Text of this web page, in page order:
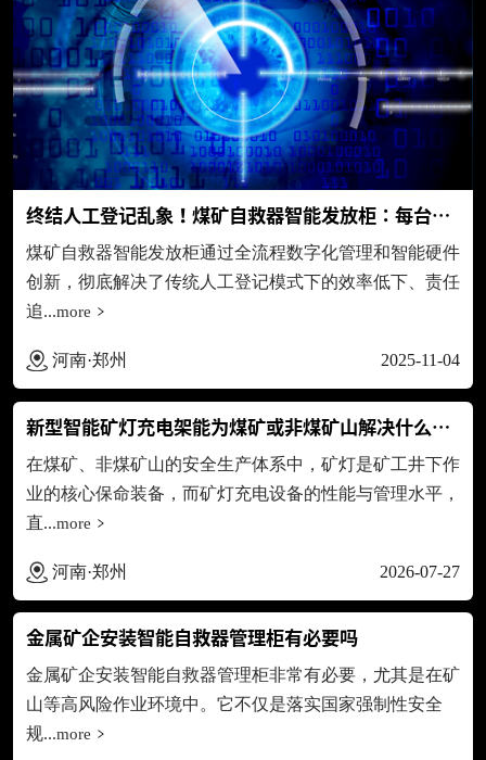
终结人工登记乱象！煤矿自救器智能发放柜：每台设备可追...
煤矿自救器智能发放柜通过全流程数字化管理和智能硬件
创新，彻底解决了传统人工登记模式下的效率低下、责任
追...more
河南·郑州 2025-11-04
新型智能矿灯充电架能为煤矿或非煤矿山解决什么问题
在煤矿、非煤矿山的安全生产体系中，矿灯是矿工井下作
业的核心保命装备，而矿灯充电设备的性能与管理水平，
直...more
河南·郑州 2026-07-27
金属矿企安装智能自救器管理柜有必要吗
金属矿企安装智能自救器管理柜非常有必要‌，尤其是在矿
山等高风险作业环境中。它不仅是落实国家强制性安全
规...more